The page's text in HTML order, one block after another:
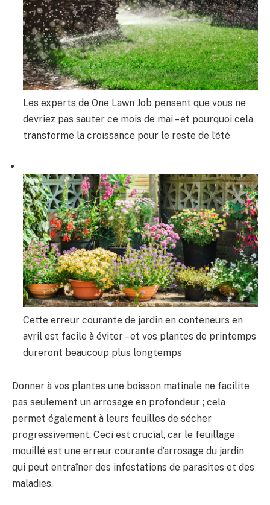
Les experts de One Lawn Job pensent que vous ne
devriez pas sauter ce mois de mai – et pourquoi cela
transforme la croissance pour le reste de l’été
Cette erreur courante de jardin en conteneurs en
avril est facile à éviter – et vos plantes de printemps
dureront beaucoup plus longtemps
Donner à vos plantes une boisson matinale ne facilite
pas seulement un arrosage en profondeur ; cela
permet également à leurs feuilles de sécher
progressivement. Ceci est crucial, car le feuillage
mouillé est une erreur courante d’arrosage du jardin
qui peut entraîner des infestations de parasites et des
maladies.